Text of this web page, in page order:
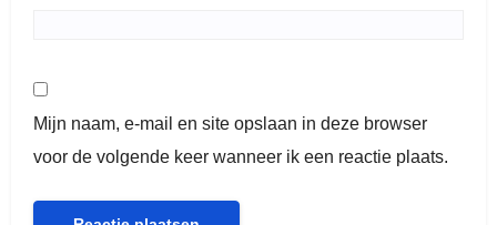
Mijn naam, e-mail en site opslaan in deze browser
voor de volgende keer wanneer ik een reactie plaats.